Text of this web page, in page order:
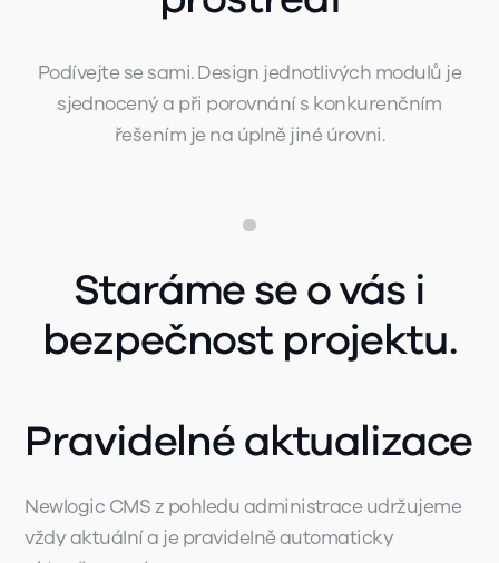
Podívejte se sami. Design jednotlivých modulů je
sjednocený a při porovnání s konkurenčním
řešením je na úplně jiné úrovni.
Staráme se o vás i
bezpečnost projektu.
Pravidelné aktualizace
Newlogic CMS z pohledu administrace udržujeme
vždy aktuální a je pravidelně automaticky